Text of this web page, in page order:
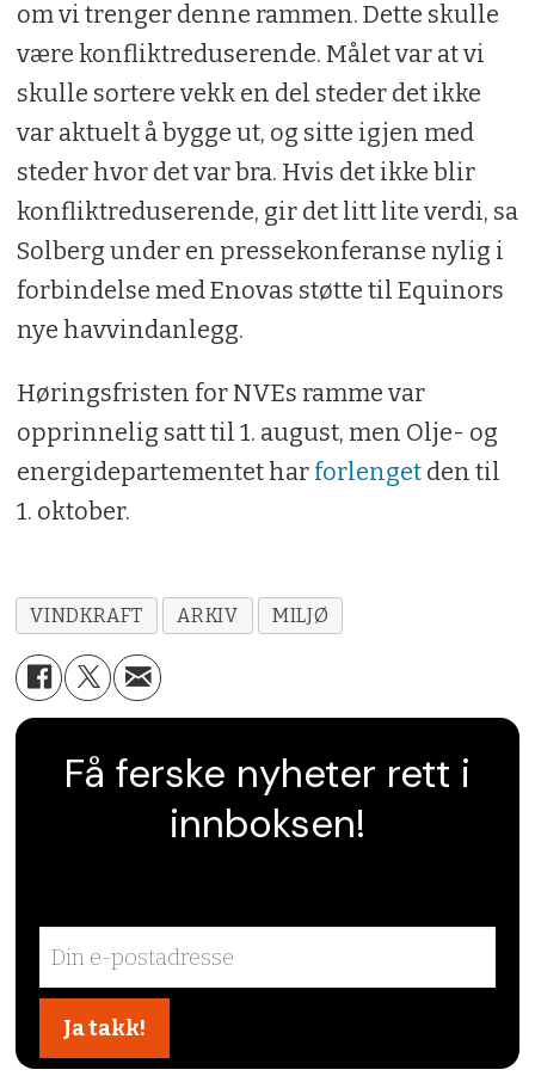
om vi trenger denne rammen. Dette skulle
være konfliktreduserende. Målet var at vi
skulle sortere vekk en del steder det ikke
var aktuelt å bygge ut, og sitte igjen med
steder hvor det var bra. Hvis det ikke blir
konfliktreduserende, gir det litt lite verdi, sa
Solberg under en pressekonferanse nylig i
forbindelse med Enovas støtte til Equinors
nye havvindanlegg.
Høringsfristen for NVEs ramme var
opprinnelig satt til 1. august, men Olje- og
energidepartementet har forlenget den til
1. oktober.
VINDKRAFT ARKIV MILJØ
Få ferske nyheter rett i
innboksen!